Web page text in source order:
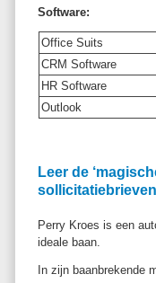
Software:
Office Suits
CRM Software
HR Software
Outlook
Leer de
sollicitatiebrieven
Perry Kroes is een
ideale baan.
In zijn baanbrekende